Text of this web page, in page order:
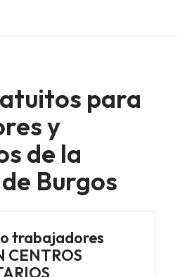
para
y
de la
Burgos
trabajadores
CENTROS